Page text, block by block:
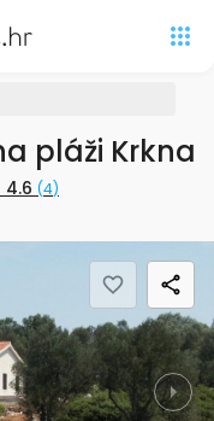
pláži
4.6 (4)
Next